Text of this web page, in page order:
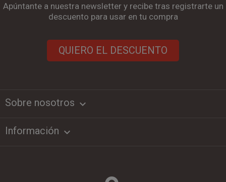
Apúntante a nuestra newsletter y recibe tras registrarte un
descuento para usar en tu compra
QUIERO EL DESCUENTO
Sobre nosotros keyboard_arrow_down
Información 